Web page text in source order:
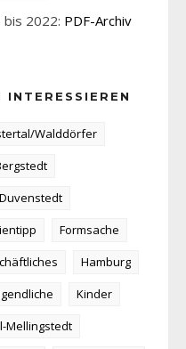
2022: PDF-Archiv
Walddörfer
Duvenstedt
Formsache
Hamburg
Kinder
Mellingstedt